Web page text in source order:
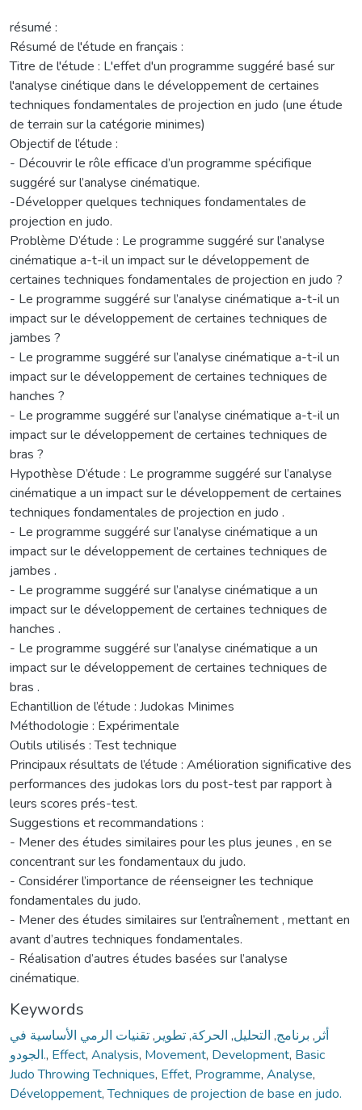
résumé :
Résumé de l'étude en français :
Titre de l'étude : L'effet d'un programme suggéré basé sur
l'analyse cinétique dans le développement de certaines
techniques fondamentales de projection en judo (une étude
de terrain sur la catégorie minimes)
Objectif de l’étude :
- Découvrir le rôle efficace d’un programme spécifique
suggéré sur l’analyse cinématique.
-Développer quelques techniques fondamentales de
projection en judo.
Problème D’étude : Le programme suggéré sur l’analyse
cinématique a-t-il un impact sur le développement de
certaines techniques fondamentales de projection en judo ?
- Le programme suggéré sur l’analyse cinématique a-t-il un
impact sur le développement de certaines techniques de
jambes ?
- Le programme suggéré sur l’analyse cinématique a-t-il un
impact sur le développement de certaines techniques de
hanches ?
- Le programme suggéré sur l’analyse cinématique a-t-il un
impact sur le développement de certaines techniques de
bras ?
Hypothèse D’étude : Le programme suggéré sur l’analyse
cinématique a un impact sur le développement de certaines
techniques fondamentales de projection en judo .
- Le programme suggéré sur l’analyse cinématique a un
impact sur le développement de certaines techniques de
jambes .
- Le programme suggéré sur l’analyse cinématique a un
impact sur le développement de certaines techniques de
hanches .
- Le programme suggéré sur l’analyse cinématique a un
impact sur le développement de certaines techniques de
bras .
Echantillion de l’étude : Judokas Minimes
Méthodologie : Expérimentale
Outils utilisés : Test technique
Principaux résultats de l’étude : Amélioration significative des
performances des judokas lors du post-test par rapport à
leurs scores prés-test.
Suggestions et recommandations :
- Mener des études similaires pour les plus jeunes , en se
concentrant sur les fondamentaux du judo.
- Considérer l’importance de réenseigner les technique
fondamentales du judo.
- Mener des études similaires sur l’entraînement , mettant en
avant d’autres techniques fondamentales.
- Réalisation d’autres études basées sur l’analyse
cinématique.
Keywords
أثر , برنامج, التحليل, الحركة,تطوير ,تقنيات الرمي الأساسية في
الجودو., Effect, Analysis, Movement, Development, Basic
Judo Throwing Techniques, Effet, Programme, Analyse,
Développement,Techniques de projection de base en judo.